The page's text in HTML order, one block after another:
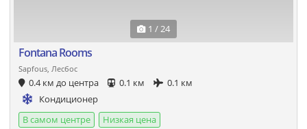
1 / 24
Fontana Rooms
Sapfous, Лесбос
0.4 км до центра 0.1 км
0.1 км
Кондиционер
В самом центре
Низкая цена